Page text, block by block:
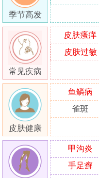
季节高发
常见疾病
皮肤瘙痒
皮肤过敏
皮肤健康
鱼鳞病
雀斑
甲沟炎
手足癣